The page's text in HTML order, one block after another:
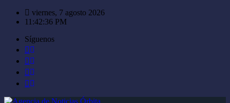
Saltar
viernes, 7 agosto 2026
11:42:36 PM
Síguenos